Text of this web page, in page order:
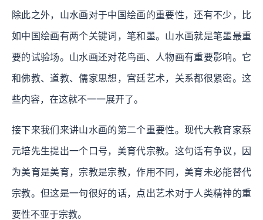
除此之外，山水画对于中国绘画的重要性，还有不少，比
如中国绘画有两个关键词，笔和墨。山水画就是笔墨最重
要的试验场。山水画还对花鸟画、人物画有重要影响。它
和佛教、道教、儒家思想，宫廷艺术，关系都很紧密。这
些内容，在这就不一一展开了。
接下来我们来讲山水画的第二个重要性。现代大教育家蔡
元培先生提出一个口号，美育代宗教。这句话有争议，因
为美育是美育，宗教是宗教，作用不同，美育未必能替代
宗教。但这是一句很好的话，点出艺术对于人类精神的重
要性不亚于宗教。